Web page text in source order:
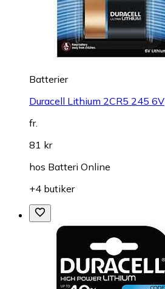
Batterier
Duracell Lithium 2CR5 245 6V
fr.
81 kr
hos Batteri Online
+4 butiker